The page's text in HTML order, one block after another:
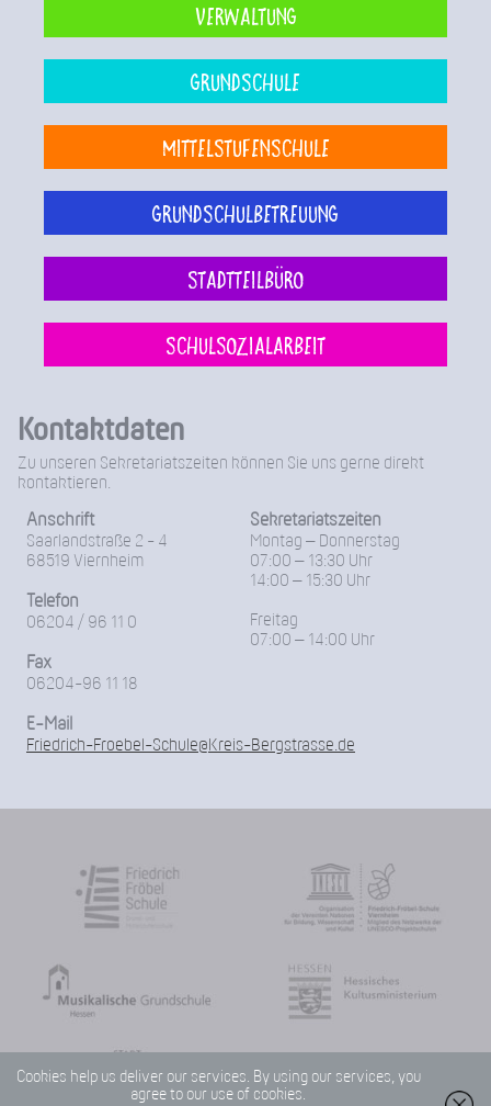
Verwaltung
Grundschule
Mittelstufenschule
Grundschulbetreuung
Stadtteilbüro
Schulsozialarbeit
Kontaktdaten
Zu unseren Sekretariatszeiten können Sie uns gerne direkt
kontaktieren.
Anschrift
Saarlandstraße 2 - 4
68519 Viernheim
Telefon
06204 / 96 11 0
Fax
06204-96 11 18
Sekretariatszeiten
Montag – Donnerstag
07:00 – 13:30 Uhr
14:00 – 15:30 Uhr
Freitag
07:00 – 14:00 Uhr
E-Mail
Friedrich-Froebel-Schule@Kreis-Bergstrasse.de
Cookies help us deliver our services. By using our services, you
agree to our use of cookies.